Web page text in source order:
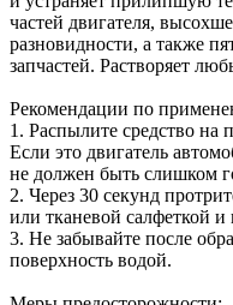
частей двигателя,
разновидности, а также
запчастей. Растворяет
Рекомендации по
1. Распылите средство на
Если это двигатель
не должен быть слишком
2. Через 30 секунд
или тканевой салфеткой
3. Не забывайте после
поверхность водой.